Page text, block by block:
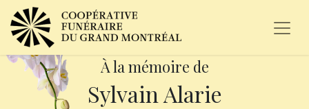
À la mémoire de
Sylvain Alarie